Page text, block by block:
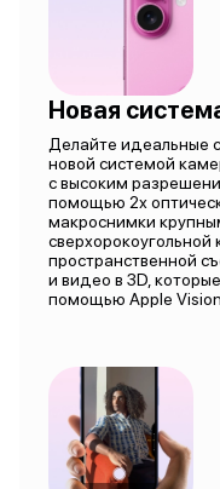
Новая
Делайте идеальные
новой системой
с высоким
помощью 2х
макроснимки
пространственной
и видео в 3D,
помощью Apple